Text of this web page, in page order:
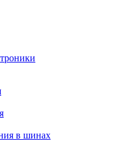
в шинах